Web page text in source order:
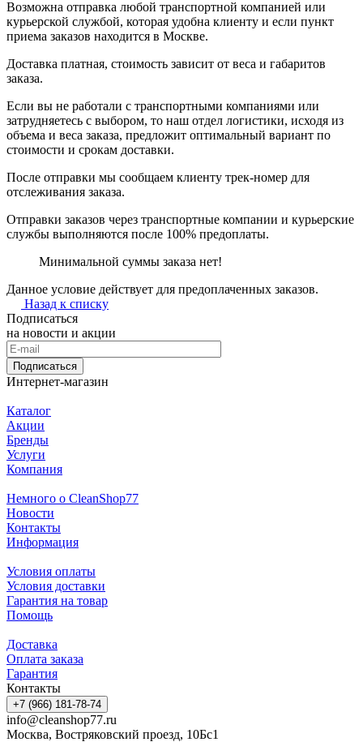
Возможна отправка любой транспортной компанией или
курьерской службой, которая удобна клиенту и если пункт
приема заказов находится в Москве.
Доставка платная, стоимость зависит от веса и габаритов
заказа.
Если вы не работали с транспортными компаниями или
затрудняетесь с выбором, то наш отдел логистики, исходя из
объема и веса заказа, предложит оптимальный вариант по
стоимости и срокам доставки.
После отправки мы сообщаем клиенту трек-номер для
отслеживания заказа.
Отправки заказов через транспортные компании и курьерские
службы выполняются после 100% предоплаты.
Минимальной суммы заказа нет!
Данное условие действует для предоплаченных заказов.
Назад к списку
Подписаться
на новости и акции
Подписаться
Интернет-магазин
Каталог
Акции
Бренды
Услуги
Компания
Немного о CleanShop77
Новости
Контакты
Информация
Условия оплаты
Условия доставки
Гарантия на товар
Помощь
Доставка
Оплата заказа
Гарантия
Контакты
+7 (966) 181-78-74
info@cleanshop77.ru
Москва, Востряковский проезд, 10Бс1